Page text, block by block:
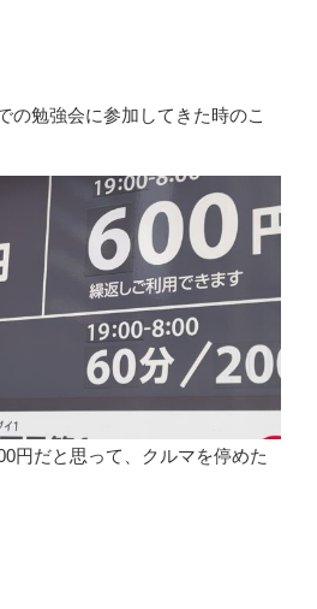
の勉強会に参加してきた時のこ
円だと思って、クルマを停めた